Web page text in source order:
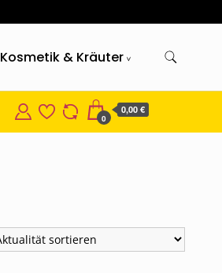
Kosmetik & Kräuter
0
0,00 €